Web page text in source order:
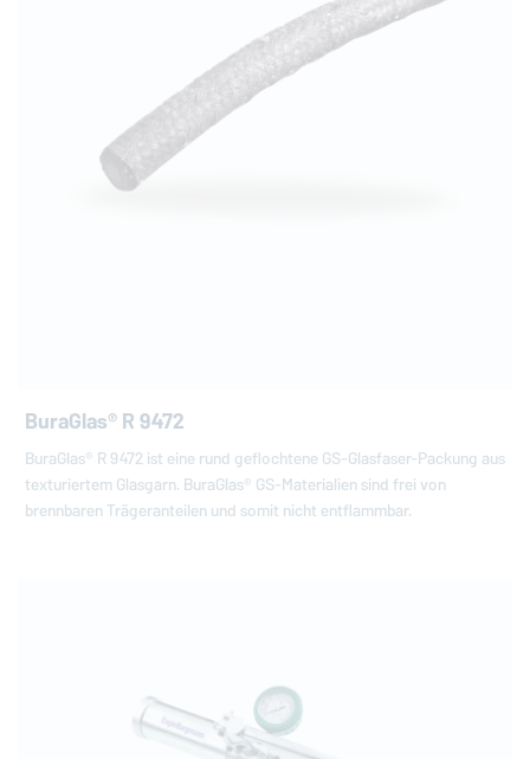
BuraGlas® R 9472
BuraGlas® R 9472 ist eine rund geflochtene GS-Glasfaser-Packung aus
texturiertem Glasgarn. BuraGlas® GS-Materialien sind frei von
brennbaren Trägeranteilen und somit nicht entflammbar.